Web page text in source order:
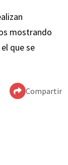
mostrando
que se
Compartir